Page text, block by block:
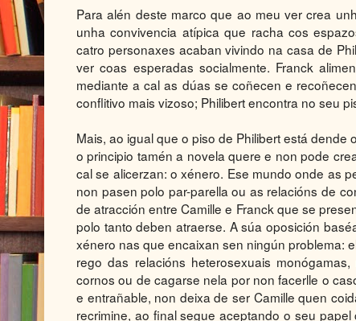
Para alén deste marco que ao meu ver crea
unha convivencia atípica que racha cos
catro personaxes acaban vivindo na casa de
ver coas esperadas socialmente. Franck
mediante a cal as dúas se coñecen e
conflitivo mais vizoso; Philibert encontra no seu
Mais, ao igual que o piso de Philibert está
o principio tamén a novela quere e non pode
cal se alicerzan: o xénero. Ese mundo onde as
non pasen polo par-parella ou as relacións de
de atracción entre Camille e Franck que se
polo tanto deben atraerse. A súa oposición
xénero nas que encaixan sen ningún problema:
rego das relacións heterosexuais
cornos ou de cagarse nela por non facerlle o
e entrañable, non deixa de ser Camille quen
recrimine, ao final segue aceptando o seu